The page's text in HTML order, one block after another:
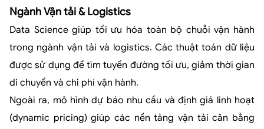
Ngành Vận tải & Logistics
Data Science giúp tối ưu hóa toàn bộ chuỗi vận hành
trong ngành vận tải và logistics. Các thuật toán dữ liệu
được sử dụng để tìm tuyến đường tối ưu, giảm thời gian
di chuyển và chi phí vận hành.
Ngoài ra, mô hình dự báo nhu cầu và định giá linh hoạt
(dynamic pricing) giúp các nền tảng vận tải cân bằng